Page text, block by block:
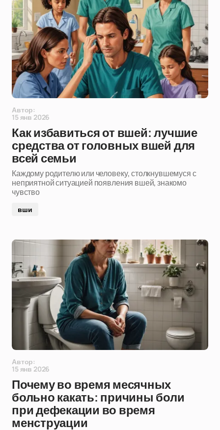
Автор:
15 янв 2026
Как избавиться от вшей: лучшие
средства от головных вшей для
всей семьи
Каждому родителю или человеку, столкнувшемуся с
неприятной ситуацией появления вшей, знакомо
чувство
вши
Автор:
15 янв 2026
Почему во время месячных
больно какать: причины боли
при дефекации во время
менструации